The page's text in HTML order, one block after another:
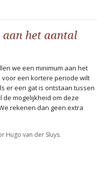
het aantal
we een minimum aan het
een kortere periode wilt
er een gat is ontstaan tussen
mogelijkheid om deze
rekenen dan geen extra
Hugo van der Sluys.